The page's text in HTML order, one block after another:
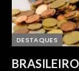
DESTAQUES